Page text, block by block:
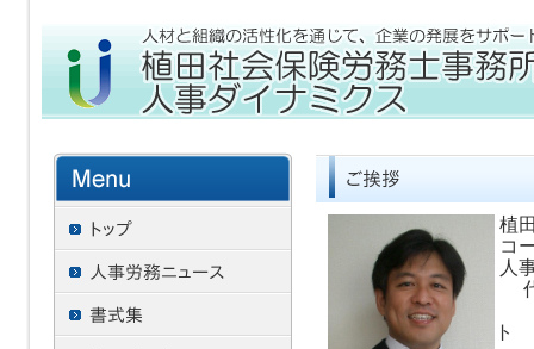
植
コ
人
代
ト